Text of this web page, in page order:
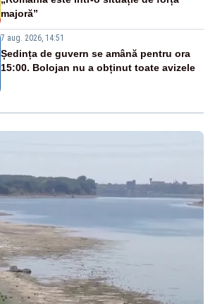
majoră”
7 aug. 2026, 14:51
Ședința de guvern se amână pentru ora
15:00. Bolojan nu a obținut toate avizele